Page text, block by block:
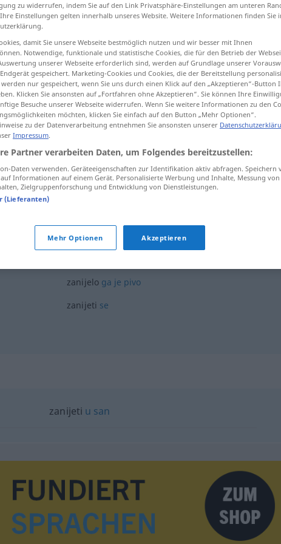
zanositi)
schwanger werden
zanijeti SCHIFF lišće
zanijelo ga je pivo
zanijeti se
zanijeti u san
zu widerrufen, indem Sie auf den Link Privatsphäre-Einstellungen am unteren
Einstellungen gelten innerhalb unseres Website. Weitere Informationen finden Sie
damit Sie unsere Webseite bestmöglich nutzen und wir besser mit Ihnen
Notwendige, funktionale und statistische Cookies, die für den Betrieb der
unserer Webseite erforderlich sind, werden auf Grundlage unserer
gespeichert. Marketing-Cookies und Cookies, die der Bereitstellung
nur gespeichert, wenn Sie uns durch einen Klick auf den „Akzeptieren“-Button
Klicken Sie ansonsten auf „Fortfahren ohne Akzeptieren“. Sie können Ihre
Besuche unserer Webseite widerrufen. Wenn Sie weitere Informationen zu den
möchten, klicken Sie einfach auf den Button „Mehr Optionen“.
zu der Datenverarbeitung entnehmen Sie ansonsten unserer
Impressum.
Partner verarbeiten Daten, um Folgendes bereitzustellen:
Daten verwenden. Geräteeigenschaften zur Identifikation aktiv abfragen. Speichern
Informationen auf einem Gerät. Personalisierte Werbung und Inhalte, Messung von
Zielgruppenforschung und Entwicklung von Dienstleistungen.
(Lieferanten)
Mehr Optionen Akzeptieren